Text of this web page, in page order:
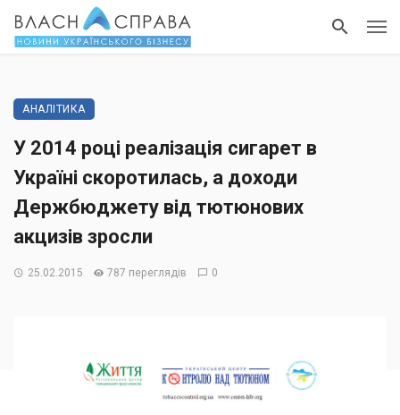
АНАЛІТИКА
У 2014 році реалізація сигарет в
Україні скоротилась, а доходи
Держбюджету від тютюнових
акцизів зросли
25.02.2015 787 переглядів 0